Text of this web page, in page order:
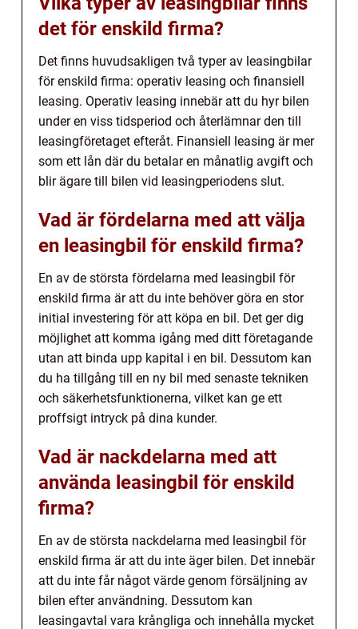
det för enskild firma?
Det finns huvudsakligen två typer av leasingbilar
för enskild firma: operativ leasing och finansiell
leasing. Operativ leasing innebär att du hyr bilen
under en viss tidsperiod och återlämnar den till
leasingföretaget efteråt. Finansiell leasing är mer
som ett lån där du betalar en månatlig avgift och
blir ägare till bilen vid leasingperiodens slut.
Vad är fördelarna med att välja
en leasingbil för enskild firma?
En av de största fördelarna med leasingbil för
enskild firma är att du inte behöver göra en stor
initial investering för att köpa en bil. Det ger dig
möjlighet att komma igång med ditt företagande
utan att binda upp kapital i en bil. Dessutom kan
du ha tillgång till en ny bil med senaste tekniken
och säkerhetsfunktionerna, vilket kan ge ett
proffsigt intryck på dina kunder.
Vad är nackdelarna med att
använda leasingbil för enskild
firma?
En av de största nackdelarna med leasingbil för
enskild firma är att du inte äger bilen. Det innebär
att du inte får något värde genom försäljning av
bilen efter användning. Dessutom kan
leasingavtal vara krångliga och innehålla mycket